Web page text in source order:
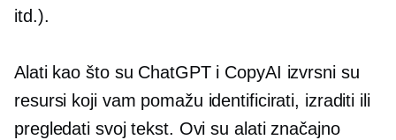
itd.).
Alati kao što su ChatGPT i CopyAI izvrsni su
resursi koji vam pomažu identificirati, izraditi ili
pregledati svoj tekst. Ovi su alati značajno